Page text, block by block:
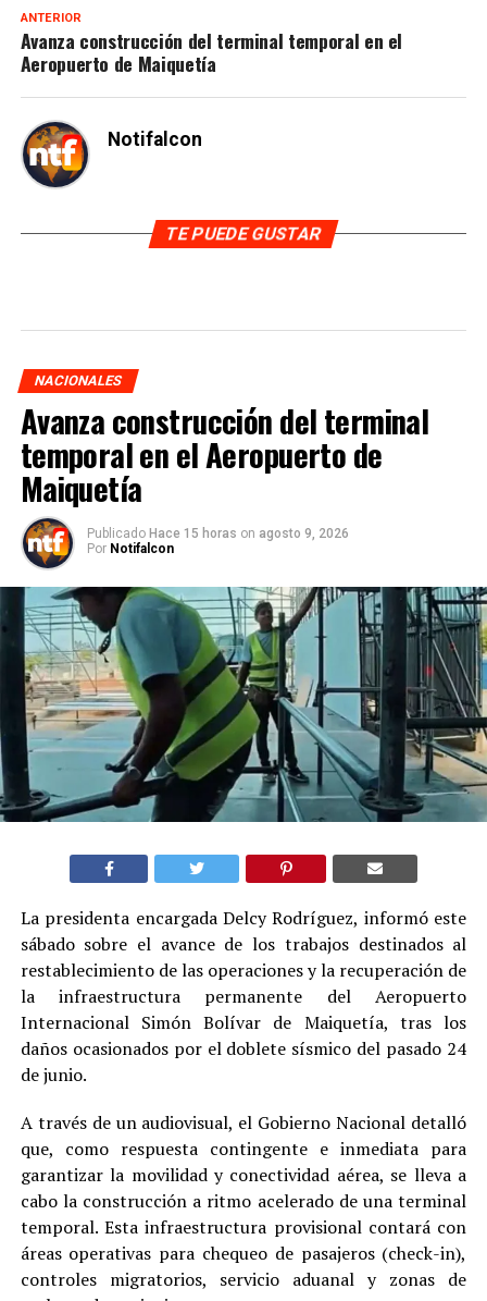
ANTERIOR
Avanza construcción del terminal temporal en el
Aeropuerto de Maiquetía
Notifalcon
TE PUEDE GUSTAR
NACIONALES
Avanza construcción del terminal
temporal en el Aeropuerto de
Maiquetía
Publicado Hace 15 horas on agosto 9, 2026
Por Notifalcon
La presidenta encargada Delcy Rodríguez, informó este
sábado sobre el avance de los trabajos destinados al
restablecimiento de las operaciones y la recuperación de
la infraestructura permanente del Aeropuerto
Internacional Simón Bolívar de Maiquetía, tras los
daños ocasionados por el doblete sísmico del pasado 24
de junio.
A través de un audiovisual, el Gobierno Nacional detalló
que, como respuesta contingente e inmediata para
garantizar la movilidad y conectividad aérea, se lleva a
cabo la construcción a ritmo acelerado de una terminal
temporal. Esta infraestructura provisional contará con
áreas operativas para chequeo de pasajeros (check-in),
controles migratorios, servicio aduanal y zonas de